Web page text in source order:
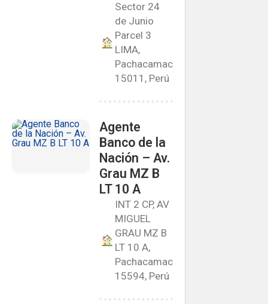
Sector 24
de Junio
Parcel 3
LIMA,
Pachacamac
15011, Perú
Agente
Banco de la
Nación – Av.
Grau MZ B
LT 10 A
INT 2 CP, AV
MIGUEL
GRAU MZ B
LT 10 A,
Pachacamac
15594, Perú